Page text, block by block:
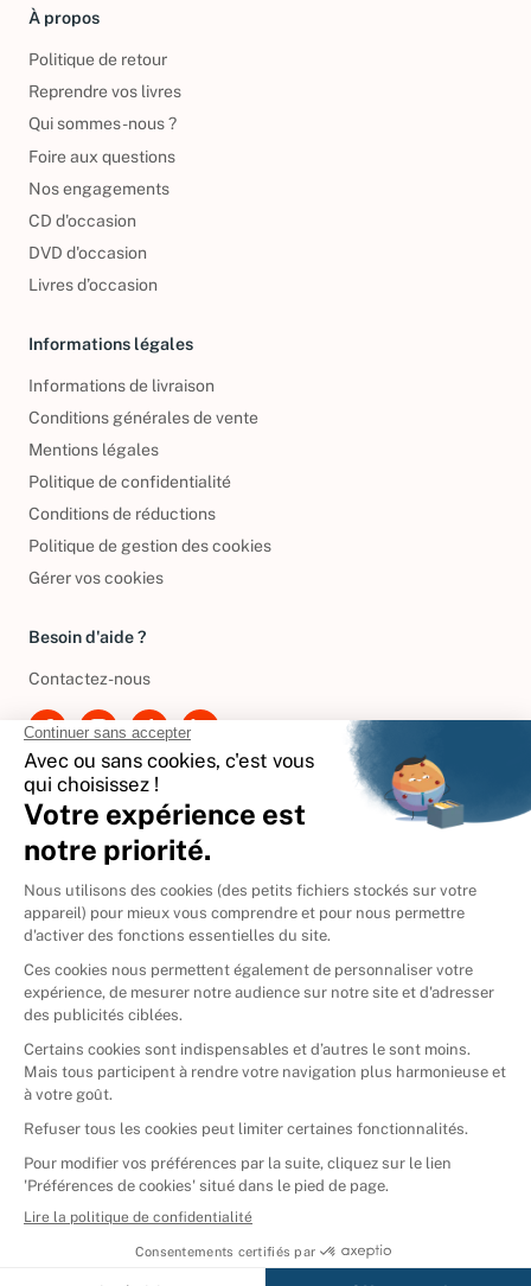
À propos
Politique de retour
Reprendre vos livres
Qui sommes-nous ?
Foire aux questions
Nos engagements
CD d'occasion
DVD d'occasion
Livres d’occasion
Informations légales
Informations de livraison
Conditions générales de vente
Mentions légales
Politique de confidentialité
Conditions de réductions
Politique de gestion des cookies
Gérer vos cookies
Besoin d'aide ?
Contactez-nous
International
🇪🇸 Espagne
🇩🇪Allemagne
🇮🇹 Italie